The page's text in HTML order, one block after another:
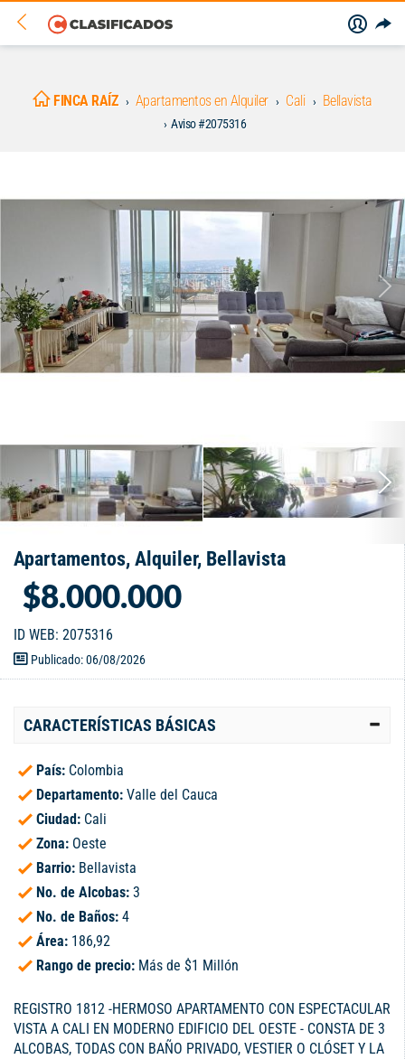
FINCA RAÍZ Apartamentos en Alquiler Cali Bellavista
Aviso #2075316
Apartamentos, Alquiler, Bellavista
$8.000.000
ID WEB: 2075316
Publicado: 06/08/2026
CARACTERÍSTICAS BÁSICAS
País: Colombia
Departamento: Valle del Cauca
Ciudad: Cali
Zona: Oeste
Barrio: Bellavista
No. de Alcobas: 3
No. de Baños: 4
Área: 186,92
Rango de precio: Más de $1 Millón
REGISTRO 1812 -HERMOSO APARTAMENTO CON ESPECTACULAR
VISTA A CALI EN MODERNO EDIFICIO DEL OESTE - CONSTA DE 3
ALCOBAS, TODAS CON BAÑO PRIVADO, VESTIER O CLÓSET Y LA